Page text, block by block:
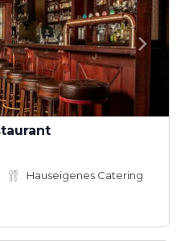
Hauseigenes Catering